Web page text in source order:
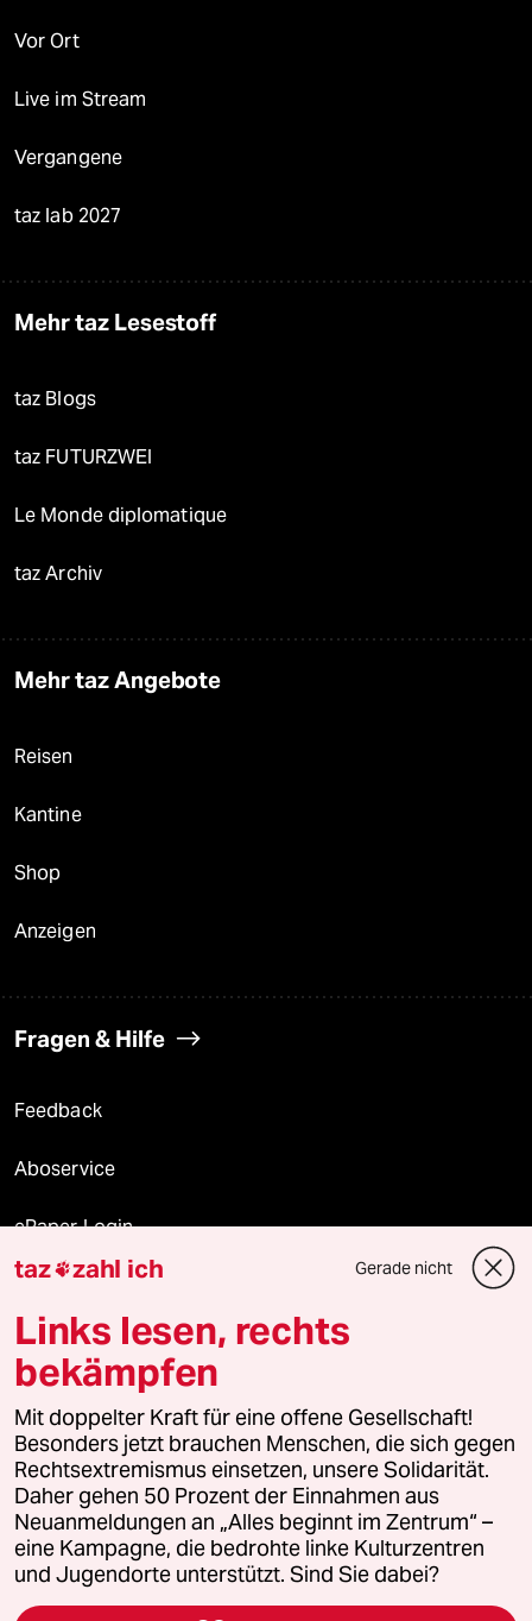
Vor Ort
Live im Stream
Vergangene
taz lab 2027
Mehr taz Lesestoff
taz Blogs
taz FUTURZWEI
Le Monde diplomatique
taz Archiv
Mehr taz Angebote
Reisen
Kantine
Shop
Anzeigen
Fragen & Hilfe
Feedback
Aboservice
ePaper Login
Downloads für Abonnierende
© 2026 taz Verlags und Vertriebs GmbH
Alle Rechte vorbehalten. Bei rechtlichen Fragen oder für Genehmigungen
wenden Sie sich bitte an
lizenzen@taz.de
Feedback Redaktionsstatut Kommune-Richtlinien
Leitlinie Informant Datenschutz Impressum AGB
taz zahl ich Gerade nicht
Links lesen, rechts
bekämpfen
Mit doppelter Kraft für eine offene Gesellschaft!
Besonders jetzt brauchen Menschen, die sich gegen
Rechtsextremismus einsetzen, unsere Solidarität.
Daher gehen 50 Prozent der Einnahmen aus
Neuanmeldungen an „Alles beginnt im Zentrum“ –
eine Kampagne, die bedrohte linke Kulturzentren
und Jugendorte unterstützt. Sind Sie dabei?